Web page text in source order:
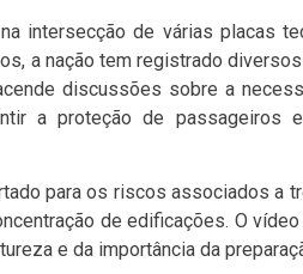
intersecção de várias placas
a nação tem registrado
discussões sobre a
a proteção de passageiros
para os riscos associados a
de edificações. O
e da importância da